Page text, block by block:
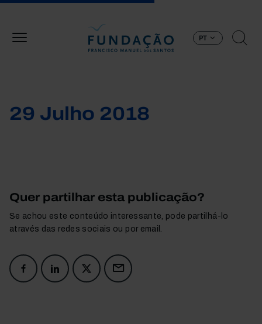
PT
29 Julho 2018
Quer partilhar esta publicação?
Se achou este conteúdo interessante, pode partilhá-lo
através das redes sociais ou por email.